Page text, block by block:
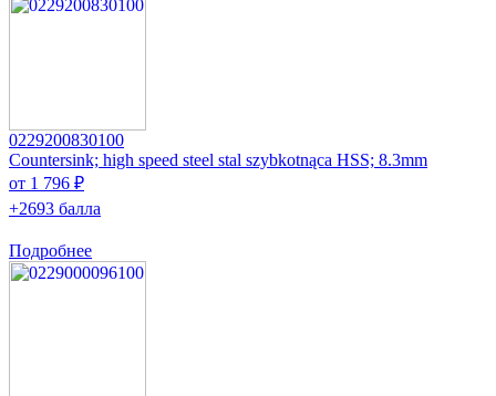
0229200830100
Countersink; high speed steel stal szybkotnąca HSS; 8.3mm
от 1 796 ₽
+2693 балла
Подробнее